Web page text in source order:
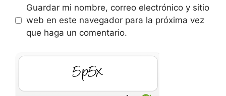
Guardar mi nombre, correo electrónico y sitio
web en este navegador para la próxima vez
que haga un comentario.
l1lb